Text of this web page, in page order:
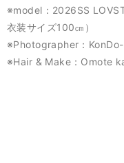
※model：2026SS
衣装サイズ100㎝）
※Photographer：
※Hair & Make：Omote